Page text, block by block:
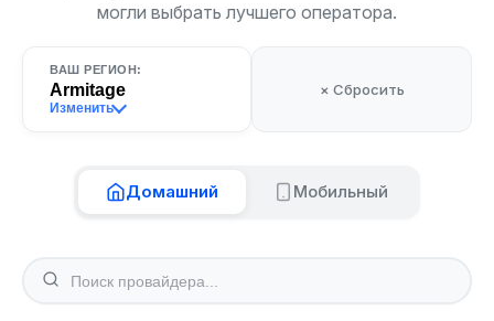
могли выбрать лучшего оператора.
ВАШ РЕГИОН:
Armitage
Изменить
× Сбросить
Домашний Мобильный